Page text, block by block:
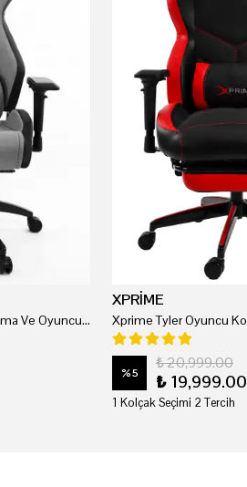
Xprime Soft Profesyonel Çalışma Ve Oyuncu Koltuğu
XPRİME
%5
₺ 20,999.00
₺ 19,999.00
1 Kolçak Seçimi 2 Tercih